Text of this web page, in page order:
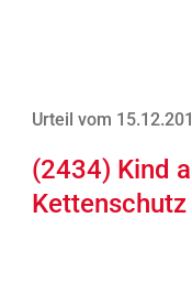
Urteil vom
(2434) Kind